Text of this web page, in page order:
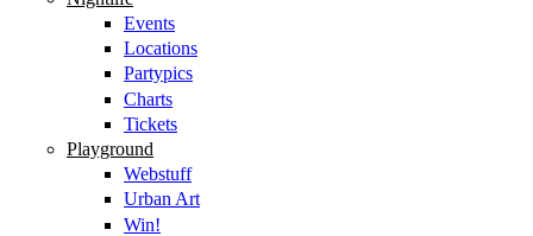
Events
Locations
Partypics
Charts
Tickets
Playground
Webstuff
Urban Art
Win!